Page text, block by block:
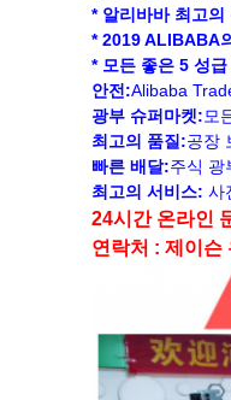
* 알리바바 최고의
* 2019 ALIBABA
* 모든 좋은 5 성급
안전:Alibaba
광부 슈퍼마켓:모
최고의 품질:공장
빠른 배달:주식 광
최고의 서비스: 사
24시간 온라인
연락처 : 제이슨